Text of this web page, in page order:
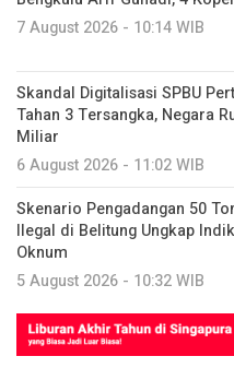
7 August 2026 - 10:14 WIB
Skandal Digitalisasi SPBU
Tahan 3 Tersangka, Negara
Miliar
6 August 2026 - 11:02 WIB
Skenario Pengadangan 50
Ilegal di Belitung Ungkap
Oknum
5 August 2026 - 10:32 WIB